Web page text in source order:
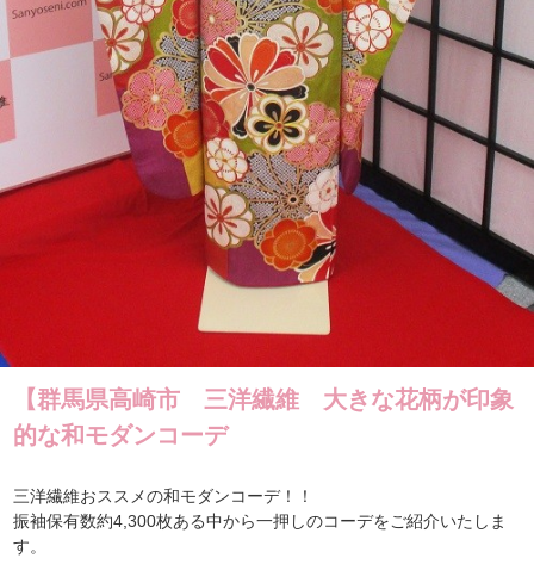
【群馬県高崎市 三洋繊維 大きな花柄が印象
的な和モダンコーデ
三洋繊維おススメの和モダンコーデ！！
振袖保有数約4,300枚ある中から一押しのコーデをご紹介いたしま
す。